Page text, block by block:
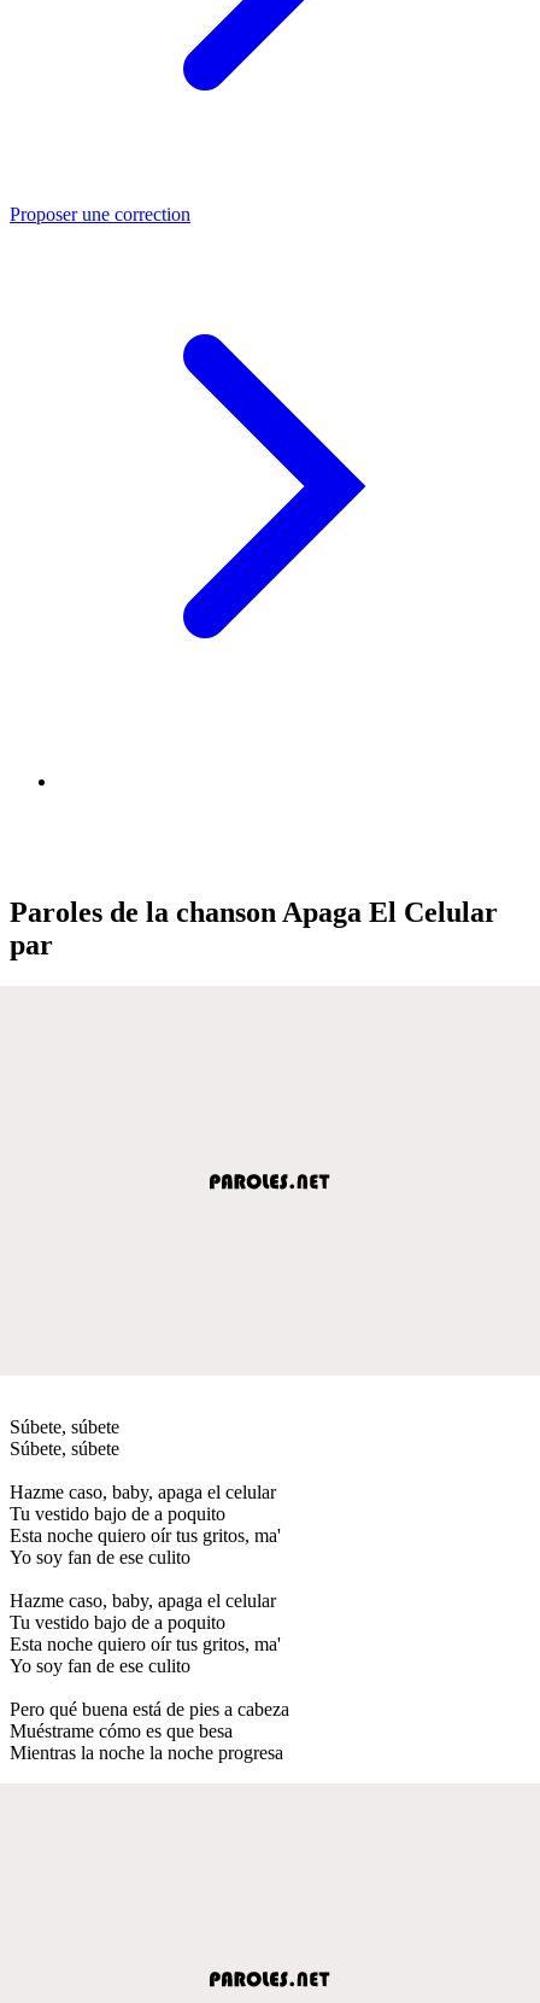
Proposer une correction
Paroles de la chanson Apaga El Celular
par
Súbete, súbete
Súbete, súbete
Hazme caso, baby, apaga el celular
Tu vestido bajo de a poquito
Esta noche quiero oír tus gritos, ma'
Yo soy fan de ese culito
Hazme caso, baby, apaga el celular
Tu vestido bajo de a poquito
Esta noche quiero oír tus gritos, ma'
Yo soy fan de ese culito
Pero qué buena está de pies a cabeza
Muéstrame cómo es que besa
Mientras la noche la noche progresa